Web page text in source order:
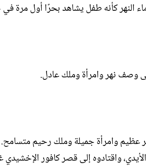
ا
النهر كأنه طفل يشاهد بحرًا أول مرة في
وصف نهر وامرأة وملك عادل.
عظيم وامرأة جميلة وملك رحيم
واقتادوه إلى قصر كافور الإخشيدي